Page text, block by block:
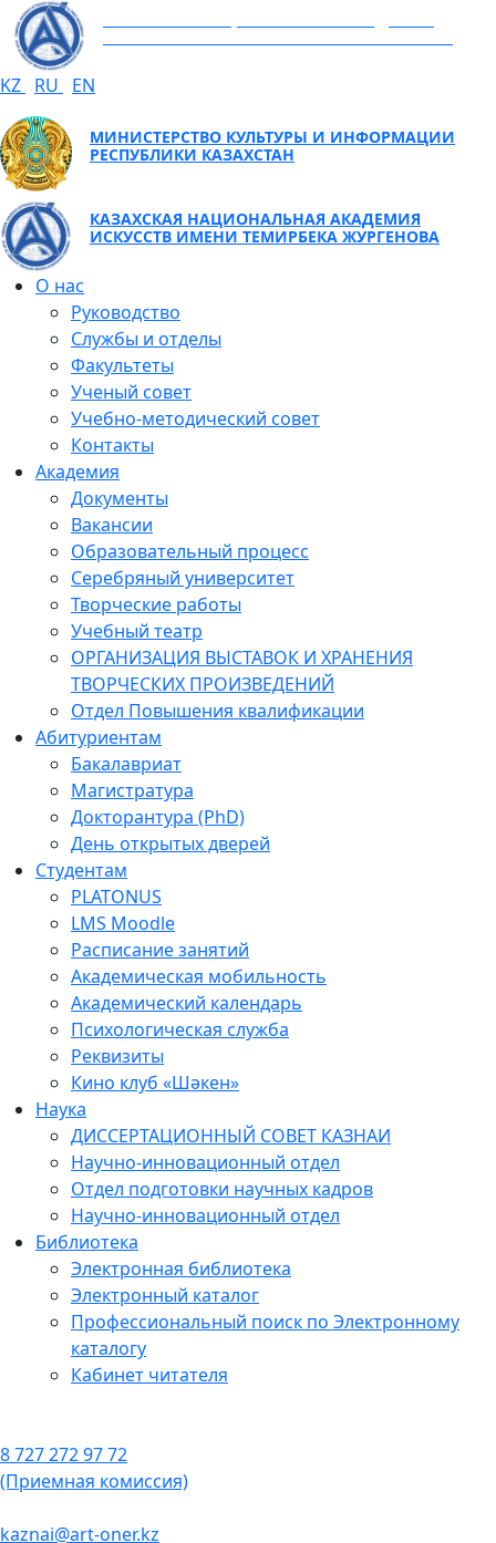
KZ RU EN
МИНИСТЕРСТВО КУЛЬТУРЫ И ИНФОРМАЦИИ
РЕСПУБЛИКИ КАЗАХСТАН
КАЗАХСКАЯ НАЦИОНАЛЬНАЯ АКАДЕМИЯ
ИСКУССТВ ИМЕНИ ТЕМИРБЕКА ЖУРГЕНОВА
О нас
Руководство
Службы и отделы
Факультеты
Ученый совет
Учебно-методический совет
Контакты
Академия
Документы
Вакансии
Образовательный процесс
Серебряный университет
Творческие работы
Учебный театр
ОРГАНИЗАЦИЯ ВЫСТАВОК И ХРАНЕНИЯ
ТВОРЧЕСКИХ ПРОИЗВЕДЕНИЙ
Отдел Повышения квалификации
Абитуриентам
Бакалавриат
Магистратура
Докторантура (PhD)
День открытых дверей
Студентам
PLATONUS
LMS Moodle
Расписание занятий
Академическая мобильность
Академический календарь
Психологическая служба
Реквизиты
Кино клуб «Шәкен»
Наука
ДИССЕРТАЦИОННЫЙ СОВЕТ КАЗНАИ
Научно-инновационный отдел
Отдел подготовки научных кадров
Научно-инновационный отдел
Библиотека
Электронная библиотека
Электронный каталог
Профессиональный поиск по Электронному
каталогу
Кабинет читателя
8 727 272 97 72
(Приемная комиссия)
kaznai@art-oner.kz